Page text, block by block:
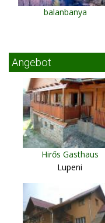
balanbanya
Angebot
Hirős Gasthaus
Lupeni